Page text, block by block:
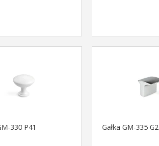
330 P41 Gałka GM-335 G2